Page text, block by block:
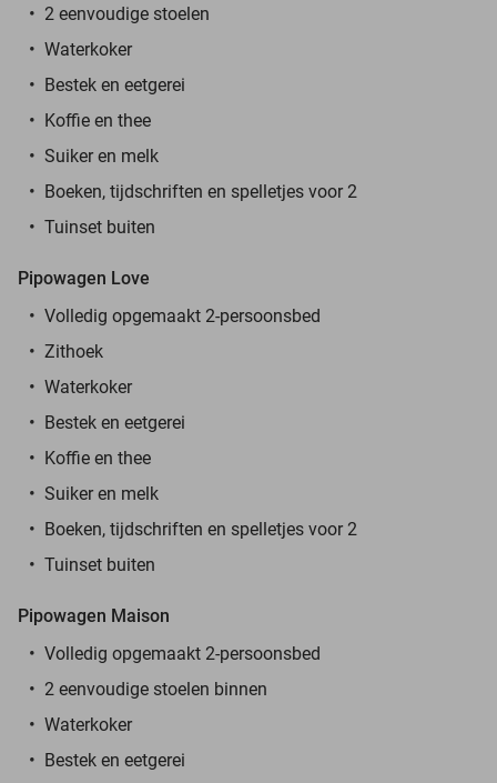
2 eenvoudige stoelen
Waterkoker
Bestek en eetgerei
Koffie en thee
Suiker en melk
Boeken, tijdschriften en spelletjes voor 2
Tuinset buiten
Pipowagen Love
Volledig opgemaakt 2-persoonsbed
Zithoek
Waterkoker
Bestek en eetgerei
Koffie en thee
Suiker en melk
Boeken, tijdschriften en spelletjes voor 2
Tuinset buiten
Pipowagen Maison
Volledig opgemaakt 2-persoonsbed
2 eenvoudige stoelen binnen
Waterkoker
Bestek en eetgerei